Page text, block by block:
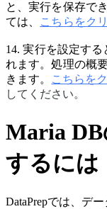
と、実行を保存で
ては、 こちらをク
14.実行を設定する
れます。処理の概
きます。 こちらを
してください。
Maria
するには
DataPrepでは、デ